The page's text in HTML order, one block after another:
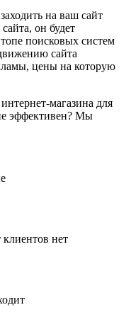
на ваш сайт
он будет
поисковых систем
сайта
цены на которую
магазина для
эффективен? Мы
клиентов нет